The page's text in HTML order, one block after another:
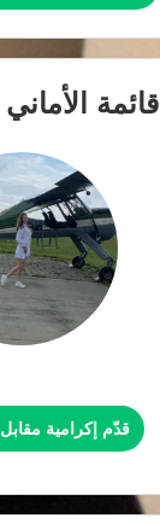
قائمة
قدّم إكرامية